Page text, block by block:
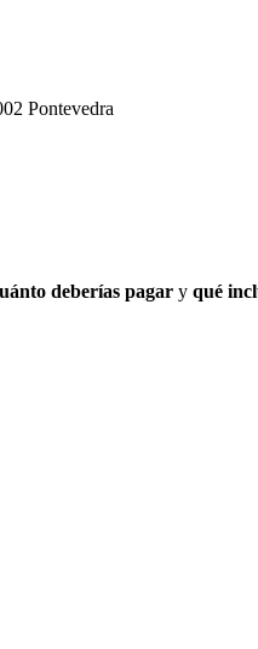
Pontevedra
deberías pagar y qué